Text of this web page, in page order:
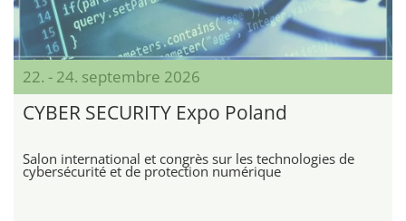
22. - 24. septembre 2026
CYBER SECURITY Expo Poland
Salon international et congrès sur les technologies de
cybersécurité et de protection numérique